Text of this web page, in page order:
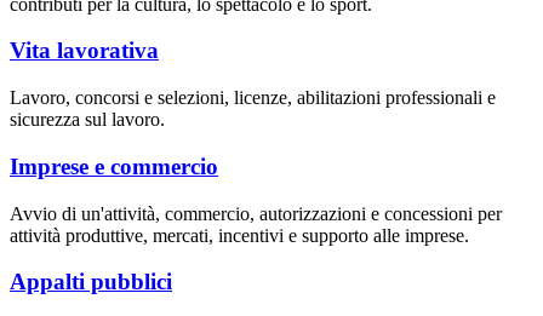
Vita lavorativa
Lavoro, concorsi e selezioni, licenze, abilitazioni professionali e
sicurezza sul lavoro.
Imprese e commercio
Avvio di un'attività, commercio, autorizzazioni e concessioni per
attività produttive, mercati, incentivi e supporto alle imprese.
Appalti pubblici